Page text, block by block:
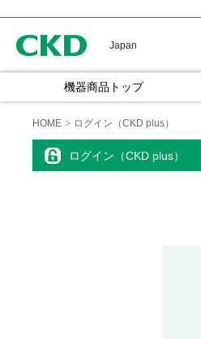
Japan
機器商品トップ
HOME ログイン（CKD plus）
ログイン（CKD plus）